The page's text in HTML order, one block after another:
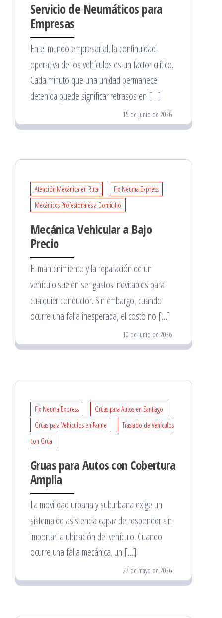
Servicio de Neumáticos para
Empresas
En el mundo empresarial, la continuidad
operativa de los vehículos es un factor crítico.
Cada minuto que una unidad permanece
detenida puede significar retrasos en […]
15 de junio de 2026
Atención Mecánica en Ruta
Fix Neuma Express
Mecánicos Profesionales a Domicilio
Mecánica Vehicular a Bajo
Precio
El mantenimiento y la reparación de un
vehículo suelen ser gastos inevitables para
cualquier conductor. Sin embargo, cuando
ocurre una falla inesperada, el costo no […]
10 de junio de 2026
Fix Neuma Express
Grúas para Autos en Santiago
Grúas para Vehículos en Panne
Traslado de Vehículos
con Grúa
Gruas para Autos con Cobertura
Amplia
La movilidad urbana y suburbana exige un
sistema de asistencia capaz de responder sin
importar la ubicación del vehículo. Cuando
ocurre una falla mecánica, un […]
27 de mayo de 2026